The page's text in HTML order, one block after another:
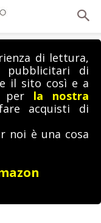
di lettura,
pubblicitari di
il sito così e a
per la nostra
acquisti di
noi è una cosa